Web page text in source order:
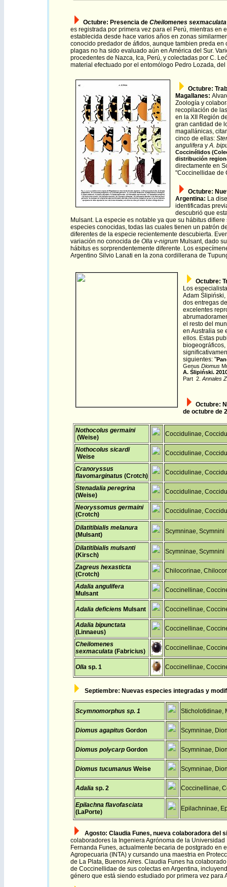
Octubre: Presencia de Cheilomenes
es registrada por primera vez para el Perú, mientras en
establecida desde hace varios años en zonas
conocido predador de áfidos, aunque tambien preda en
plagas no ha sido evaluado aún en América del Sur.
procedentes de Nazca, Ica, Perú, y colectadas por C.
material efectuado por el entomólogo Pedro Lozada, del
Octubre:
Magallanes:
Zoología y
recopilación de
en la XII Región
gran cantidad de
magallánicas,
cinco de ellas:
angulifera yA.
Coccinélidos
distribución
directamente en
"Coccinellidae de
Octubre:
Argentina: La
identificadas
descubrió que
Mulsant. La especie es notable ya que su hábitus
especies conocidas, todas las cuales tienen un patrón
diferentes de la especie recientemente descubierta.
variación no conocida de Olla v-nigrum Mulsant, dado
hábitus es sorprendentemente diferente. Los
Argentino Silvio Lanati en la zona cordillerana de
Octubre:
Los
Adam Ślipiński,
dos entregas
excelentes
el resto del
en Australia se
ellos. Estas
siguientes: "
Genus Diomus
A. Ślipiński.
Part 2. Annales
Octubre: N
de octubre de
Nothocolus germaini
(Weise)
Coccidulinae,
Nothocolus sicardi
Weise
Coccidulinae,
Cranoryssus
flavomarginatus (Crotch) Coccidulinae,
Stenadalia peregrina
(Weise)
Coccidulinae,
Neoryssomus germaini
(Crotch)
Coccidulinae,
Dilatitibialis melanura
(Mulsant)
Scymninae, Scymnini
Dilatitibialis mulsanti
(Kirsch)
Scymninae, Scymnini
Zagreus hexasticta
(Crotch)
Chilocorinae,
Adalia angulifera
Mulsant
Coccinellinae,
Adalia deficiens Mulsant Coccinellinae,
Adalia bipunctata
(Linnaeus)
Coccinellinae,
Cheilomenes
sexmaculata (Fabricius) Coccinellinae,
Olla sp. 1 Coccinellinae,
Septiembre: Nuevas especies integradas y m
Scymnomorphus sp. 1 Sticholotidinae,
Diomus agapitus Gordon Scymninae,
Diomus polycarp Gordon Scymninae,
Diomus tucumanus Weise Scymninae,
Adalia sp. 2 Coccinellinae,
Epilachna flavofasciata
(LaPorte)
Epilachninae,
Agosto: Claudia Funes, nueva colaboradora del
colaboradores la IngenieraAgrónoma de la
Fernanda Funes, actualmente becaria de postgrado en
Agropecuaria (INTA) y cursando una maestria en
de La Plata, Buenos Aires. Claudia Funes ha
de Coccinellidae de sus colectas en Argentina,
género que está siendo estudiado por primera vez para